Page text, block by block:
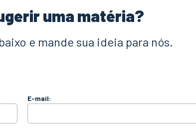
uma matéria?
e mande sua ideia para nós.
E-mail: